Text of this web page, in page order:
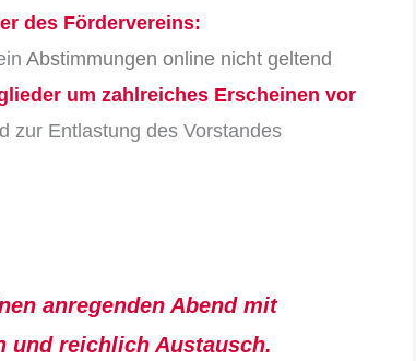
des Fördervereins:
Abstimmungen online nicht geltend
um zahlreiches Erscheinen vor
zur Entlastung des Vorstandes
anregenden Abend mit
und reichlich Austausch.